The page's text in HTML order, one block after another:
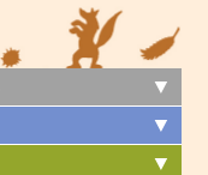
▼
▼
▼